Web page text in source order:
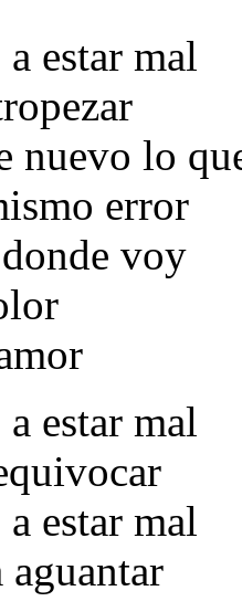
estar mal
nuevo lo
error
voy
estar mal
estar mal